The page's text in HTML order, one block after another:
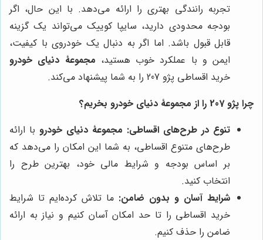
تجربه رانندگی بهتری را ارائه می‌دهد. با این حال، اگر
بودجه محدودی دارید، سایپا کوییک می‌تواند یک گزینه
قابل قبول باشد. اما اگر به دنبال یک خودروی با کیفیت،
ایمن و با عملکرد خوب هستید، مجموعۀ دنیای خودرو
خرید اقساطی پژو 207 را به شما پیشنهاد می‌کند.
چرا پژو 207 را از
مجموعۀ دنیای خودرو بخریم؟
تنوع در طرح‌های اقساطی: مجموعۀ دنیای خودرو با ارائه
طرح‌های متنوع اقساطی، به شما این امکان را می‌دهد که
بر اساس بودجه و شرایط مالی خود، بهترین طرح را
انتخاب کنید.
شرایط آسان و بدون ضامن: ما تلاش کرده‌ایم تا شرایط
خرید اقساطی را تا حد امکان آسان کنیم و نیاز به ارائه
ضامن را حذف کنیم.